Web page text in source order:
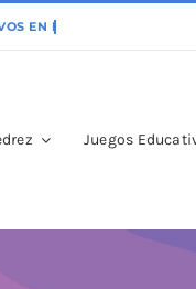
Juegos